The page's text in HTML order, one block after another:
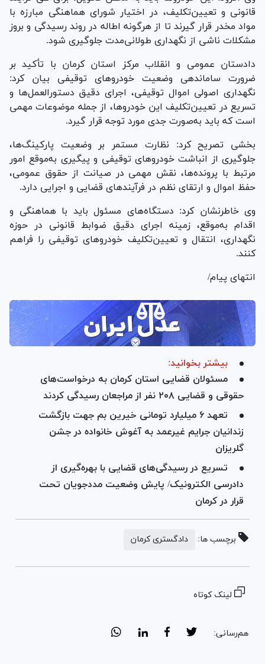
قانونی و تعیین‌تکلیف، در اختیار شورای هماهنگی مبارزه با
مواد مخدر قرار گیرند تا از هرگونه اطاله در روند رسیدگی و بروز
مشکلات ناشی از نگهداری طولانی‌مدت جلوگیری شود.
دادستان عمومی و انقلاب مرکز استان کرمان با تأکید بر
ضرورت ساماندهی وضعیت خودرو‌های توقیفی بیان کرد:
نگهداری اصولی اموال توقیفی، اجرای دقیق دستورالعمل‌ها و
تسریع در تعیین‌تکلیف این خودروها، از جمله موضوعات مهمی
است که باید به‌صورت جدی مورد توجه قرار گیرد.
بخشی تصریح کرد: نظارت مستمر بر وضعیت پارکینگ‌ها،
جلوگیری از انباشت خودرو‌های توقیفی و پیگیری به‌موقع امور
مرتبط با پرونده‌ها، نقش مهمی در صیانت از حقوق عمومی،
حفظ اموال و ارتقای نظم در فرآیند‌های قضایی و اجرایی دارد.
وی خاطرنشان کرد: دستگاه‌های مسئول باید با هماهنگی و
اقدام به‌موقع، زمینه اجرای دقیق ضوابط قانونی در حوزه
نگهداری، انتقال و تعیین‌تکلیف خودرو‌های توقیفی را فراهم
کنند.
انتهای پیام/
بیشتر بخوانید:
مسئولان قضایی استان کرمان به درخواست‌های
حقوقی و قضایی ۲۰۸ نفر از مراجعان رسیدگی کردند
تعهد ۶ میلیارد تومانی خیرین بم جهت بازگشت
زندانیان جرایم غیرعمد به آغوش خانواده در جشن
گلریزان
تسریع در رسیدگی‌های قضایی با بهره‌گیری از
دادرسی الکترونیک/ پایش وضعیت مددجویان تحت
قرار در کرمان
برچسب ها: دادگستری کرمان
لینک کوتاه
هم‌رسانی: